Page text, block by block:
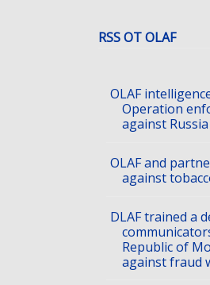
RSS ОТ OLAF
OLAF
Operation
against Russia
OLAF and
against
DLAF trained a
Republic of
against fraud